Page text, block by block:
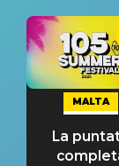
MALTA
La